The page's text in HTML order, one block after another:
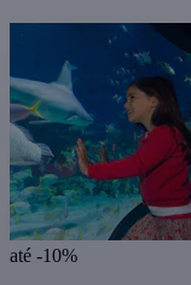
até -10%